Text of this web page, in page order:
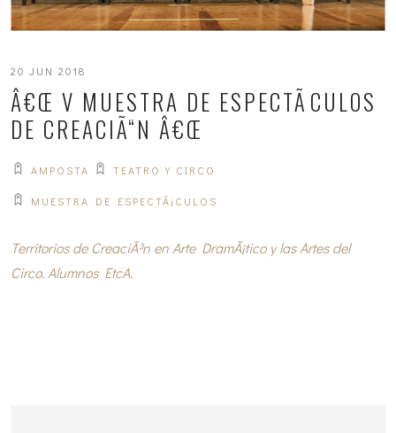
20 JUN 2018
Â€Œ V MUESTRA DE ESPECTÃCULOS
DE CREACIÃ“N Â€Œ
AMPOSTA TEATRO Y CIRCO
MUESTRA DE ESPECTÃ¡CULOS
Territorios de CreaciÃ³n en Arte DramÃ¡tico y las Artes del
Circo. Alumnos EtcA.